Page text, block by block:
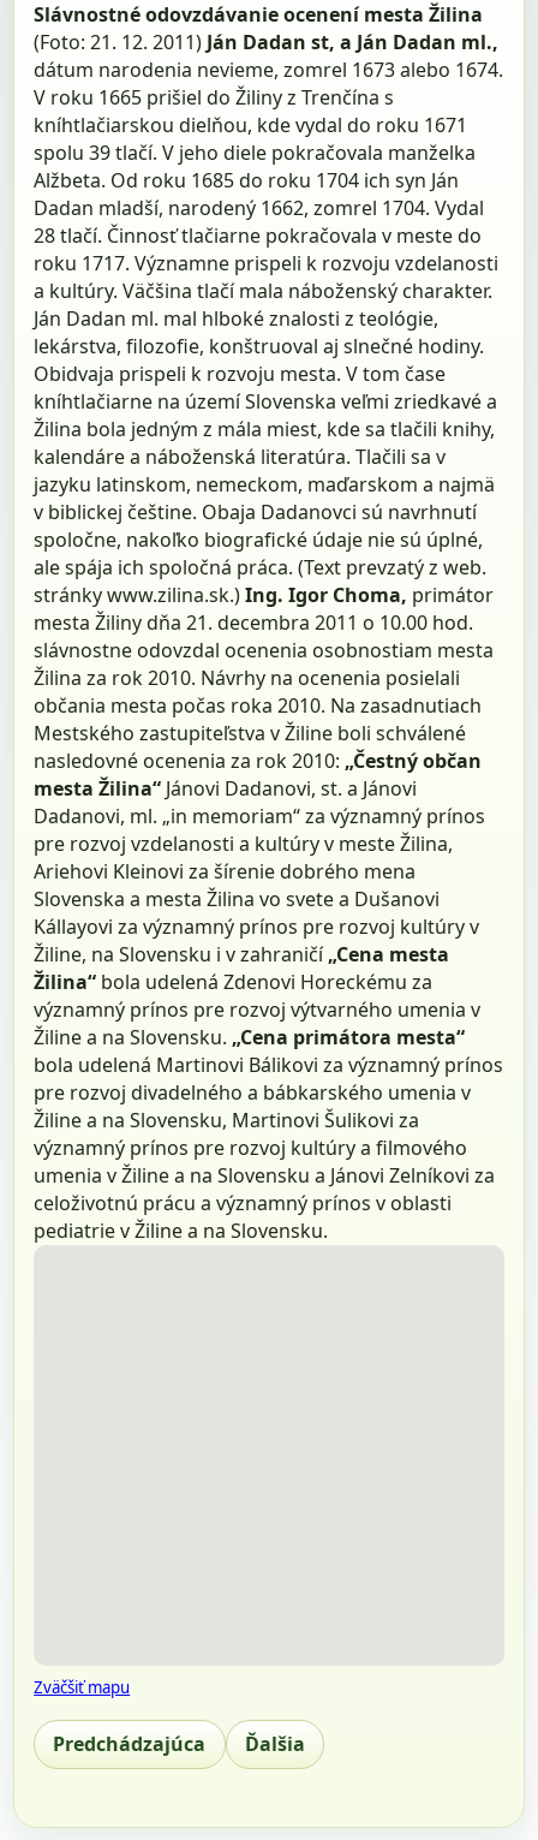
Slávnostné odovzdávanie ocenení mesta Žilina
(Foto: 21. 12. 2011) Ján Dadan st, a Ján Dadan ml.,
dátum narodenia nevieme, zomrel 1673 alebo 1674.
V roku 1665 prišiel do Žiliny z Trenčína s
kníhtlačiarskou dielňou, kde vydal do roku 1671
spolu 39 tlačí. V jeho diele pokračovala manželka
Alžbeta. Od roku 1685 do roku 1704 ich syn Ján
Dadan mladší, narodený 1662, zomrel 1704. Vydal
28 tlačí. Činnosť tlačiarne pokračovala v meste do
roku 1717. Významne prispeli k rozvoju vzdelanosti
a kultúry. Väčšina tlačí mala náboženský charakter.
Ján Dadan ml. mal hlboké znalosti z teológie,
lekárstva, filozofie, konštruoval aj slnečné hodiny.
Obidvaja prispeli k rozvoju mesta. V tom čase
kníhtlačiarne na území Slovenska veľmi zriedkavé a
Žilina bola jedným z mála miest, kde sa tlačili knihy,
kalendáre a náboženská literatúra. Tlačili sa v
jazyku latinskom, nemeckom, maďarskom a najmä
v biblickej češtine. Obaja Dadanovci sú navrhnutí
spoločne, nakoľko biografické údaje nie sú úplné,
ale spája ich spoločná práca. (Text prevzatý z web.
stránky www.zilina.sk.)Ing. Igor Choma, primátor
mesta Žiliny dňa 21. decembra 2011 o 10.00 hod.
slávnostne odovzdal ocenenia osobnostiam mesta
Žilina za rok 2010. Návrhy na ocenenia posielali
občania mesta počas roka 2010. Na zasadnutiach
Mestského zastupiteľstva v Žiline boli schválené
nasledovné ocenenia za rok 2010: „Čestný občan
mesta Žilina“ Jánovi Dadanovi, st. a Jánovi
Dadanovi, ml. „in memoriam“ za významný prínos
pre rozvoj vzdelanosti a kultúry v meste Žilina,
Ariehovi Kleinovi za šírenie dobrého mena
Slovenska a mesta Žilina vo svete a Dušanovi
Kállayovi za významný prínos pre rozvoj kultúry v
Žiline, na Slovensku i v zahraničí„Cena mesta
Žilina“ bola udelená Zdenovi Horeckému za
významný prínos pre rozvoj výtvarného umenia v
Žiline a na Slovensku. „Cena primátora mesta“
bola udelená Martinovi Bálikovi za významný prínos
pre rozvoj divadelného a bábkarského umenia v
Žiline a na Slovensku, Martinovi Šulikovi za
významný prínos pre rozvoj kultúry a filmového
umenia v Žiline a na Slovensku a Jánovi Zelníkovi za
celoživotnú prácu a významný prínos v oblasti
pediatrie v Žiline a na Slovensku.
Zväčšiť mapu
Predchádzajúca Ďalšia